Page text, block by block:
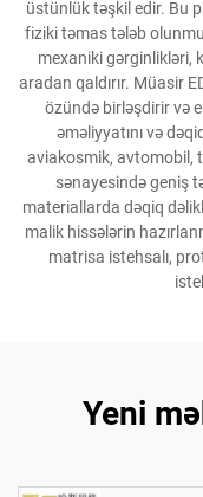
üstünlük təşkil edir. Bu
fiziki təmas tələb
mexaniki gərginlikləri,
aradan qaldırır. Müasir
özündə birləşdirir və
əməliyyatını və
aviakosmik, avtomobil,
sənayesində geniş
materiallarda dəqiq
malik hissələrin
matrisa istehsalı,
Yeni